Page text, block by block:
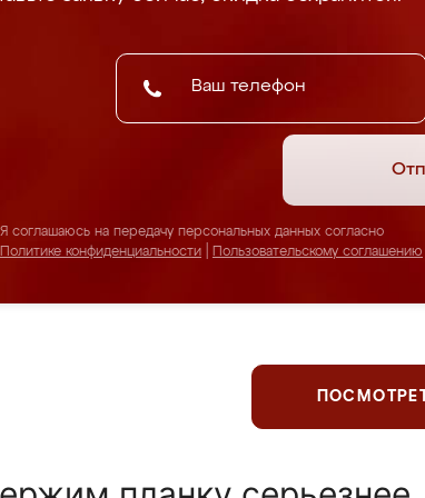
Я соглашаюсь на передачу персональных данных согласно
Политике конфиденциальности
Пользовательскому соглашению